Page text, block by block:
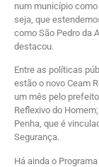
num município
seja, que
como São Pedro da
destacou.
Entre as políticas
estão o novo Ceam
um mês pelo
Reflexivo do
Penha, que é
Segurança.
Há ainda o